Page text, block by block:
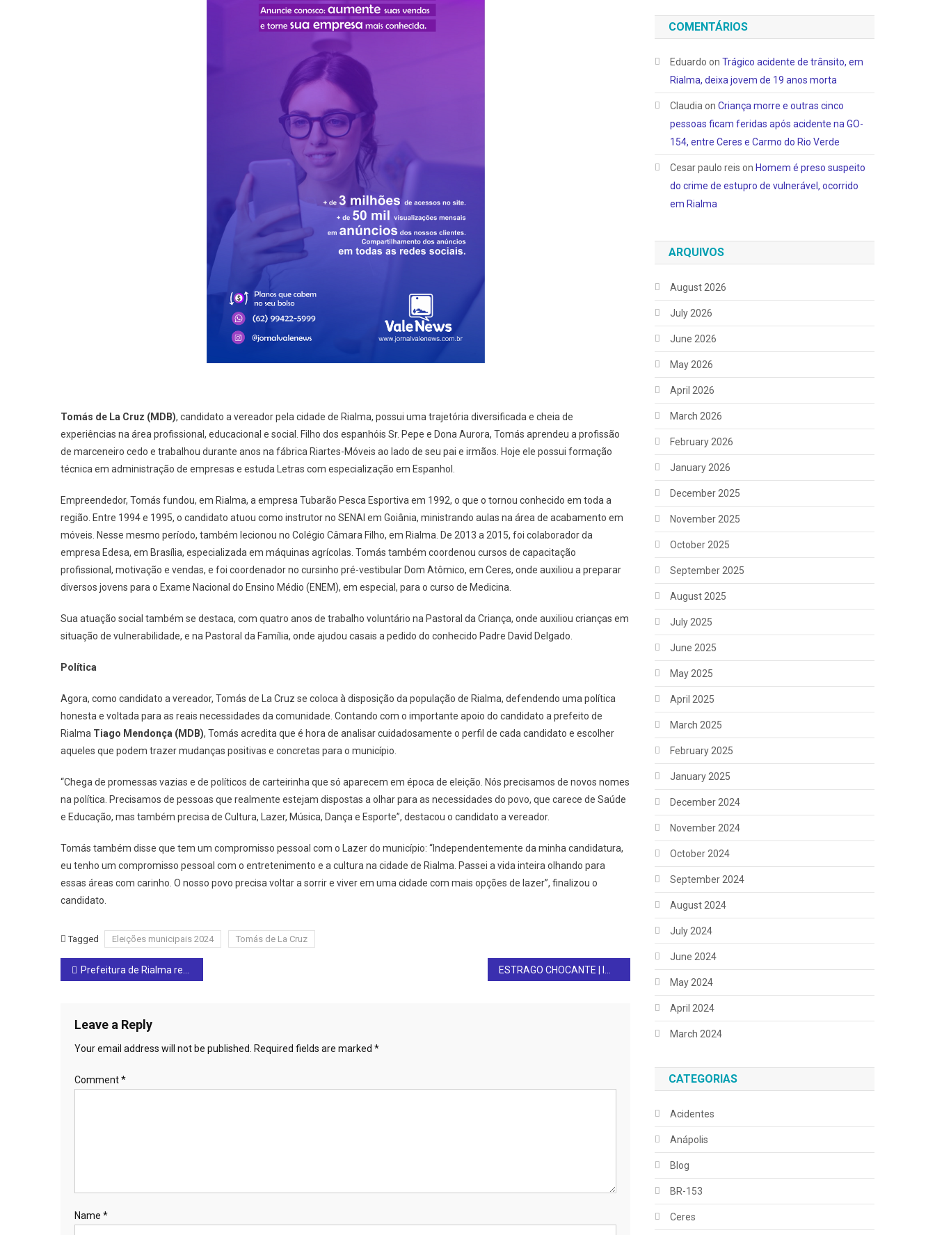
A
Vereador
Rialma,
Apresenta
Trajetória
Fala
Sobre
Suas
Bandeiras
Na
Política
Tomás de La Cruz (MDB), candidato a vereador pela cidade de Rialma, possui uma trajetória diversificada e cheia de
experiências na área profissional, educacional e social. Filho dos espanhóis Sr. Pepe e Dona Aurora, Tomás aprendeu a profissão
de marceneiro cedo e trabalhou durante anos na fábrica Riartes-Móveis ao lado de seu pai e irmãos. Hoje ele possui formação
técnica em administração de empresas e estuda Letras com especialização em Espanhol.
Empreendedor, Tomás fundou, em Rialma, a empresa Tubarão Pesca Esportiva em 1992, o que o tornou conhecido em toda a
região. Entre 1994 e 1995, o candidato atuou como instrutor no SENAI em Goiânia, ministrando aulas na área de acabamento em
móveis. Nesse mesmo período, também lecionou no Colégio Câmara Filho, em Rialma. De 2013 a 2015, foi colaborador da
empresa Edesa, em Brasília, especializada em máquinas agrícolas. Tomás também coordenou cursos de capacitação
profissional, motivação e vendas, e foi coordenador no cursinho pré-vestibular Dom Atômico, em Ceres, onde auxiliou a preparar
diversos jovens para o Exame Nacional do Ensino Médio (ENEM), em especial, para o curso de Medicina.
Sua atuação social também se destaca, com quatro anos de trabalho voluntário na Pastoral da Criança, onde auxiliou crianças em
situação de vulnerabilidade, e na Pastoral da Família, onde ajudou casais a pedido do conhecido Padre David Delgado.
Política
Agora, como candidato a vereador, Tomás de La Cruz se coloca à disposição da população de Rialma, defendendo uma política
honesta e voltada para as reais necessidades da comunidade. Contando com o importante apoio do candidato a prefeito de
Rialma Tiago Mendonça (MDB), Tomás acredita que é hora de analisar cuidadosamente o perfil de cada candidato e escolher
aqueles que podem trazer mudanças positivas e concretas para o município.
“Chega de promessas vazias e de políticos de carteirinha que só aparecem em época de eleição. Nós precisamos de novos nomes
na política. Precisamos de pessoas que realmente estejam dispostas a olhar para as necessidades do povo, que carece de Saúde
e Educação, mas também precisa de Cultura, Lazer, Música, Dança e Esporte”, destacou o candidato a vereador.
Tomás também disse que tem um compromisso pessoal com o Lazer do município: “Independentemente da minha candidatura,
eu tenho um compromisso pessoal com o entretenimento e a cultura na cidade de Rialma. Passei a vida inteira olhando para
essas áreas com carinho. O nosso povo precisa voltar a sorrir e viver em uma cidade com mais opções de lazer”, finalizou o
candidato.
Tagged Eleições municipais 2024 Tomás de La Cruz
Post
Prefeitura de Rialma realiza ações de prevenção ao suicídio durante o Setembro Amarelo
Leave a Reply
Your email address will not be published. Required fields are marked *
Comment*
Name *
COMENTÁRIOS
Eduardo onTrágico acidente de trânsito, em
Rialma, deixa jovem de 19 anos morta
ClaudiaonCriança morre e outras cinco
pessoas ficam feridas após acidente na GO-
154, entre Ceres e Carmo do Rio Verde
Cesar paulo reis on Homem é preso suspeito
do crime de estupro de vulnerável, ocorrido
em Rialma
ARQUIVOS
August 2026
July 2026
June 2026
May 2026
April 2026
March 2026
February 2026
January 2026
December 2025
November 2025
October 2025
September 2025
August 2025
July 2025
June 2025
May 2025
April 2025
March 2025
February 2025
January 2025
December 2024
November 2024
October 2024
September 2024
August 2024
July 2024
June 2024
May 2024
April 2024
March 2024
CATEGORIAS
Acidentes
Anápolis
Blog
BR-153
Ceres